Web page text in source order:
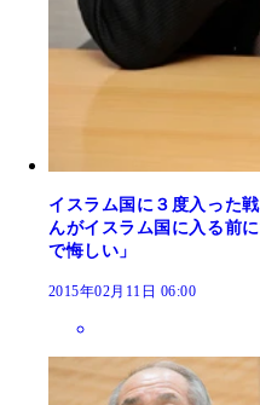
イスラム国に３度入った
んがイスラム国に入る前
で悔しい」
2015年02月11日 06:00